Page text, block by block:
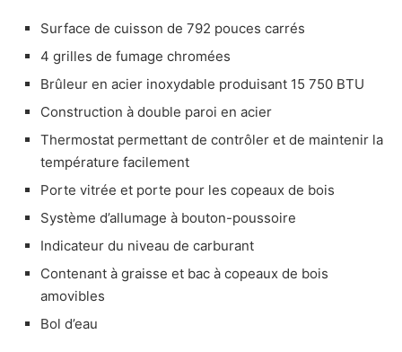
Mon avis sur le Dyna-Glo DGY784BDP
Avantages et inconvénients du Dyna-Glo
DGY784BDP
Les plus
Notre verdict sur le Dyna-Glo DGY784BDP
Les caractéristiques principales du Pit Boss
3-Series Red Rock
Démonstration photo du Pit Boss 3-Series
Red Rock
Mon avis sur le Pit Boss 3-Series Red Rock
Surface de cuisson de 792 pouces carrés
4 grilles de fumage chromées
Brûleur en acier inoxydable produisant 15 750 BTU
Construction à double paroi en acier
Thermostat permettant de contrôler et de maintenir la
température facilement
Porte vitrée et porte pour les copeaux de bois
Système d’allumage à bouton-poussoire
Indicateur du niveau de carburant
Contenant à graisse et bac à copeaux de bois
amovibles
Bol d’eau